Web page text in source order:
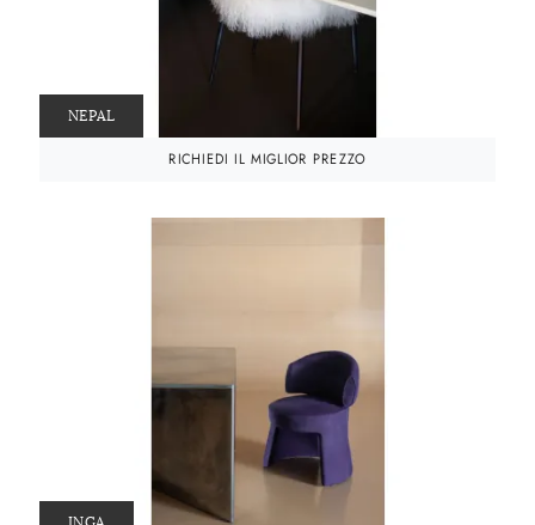
NEPAL
RICHIEDI IL MIGLIOR PREZZO